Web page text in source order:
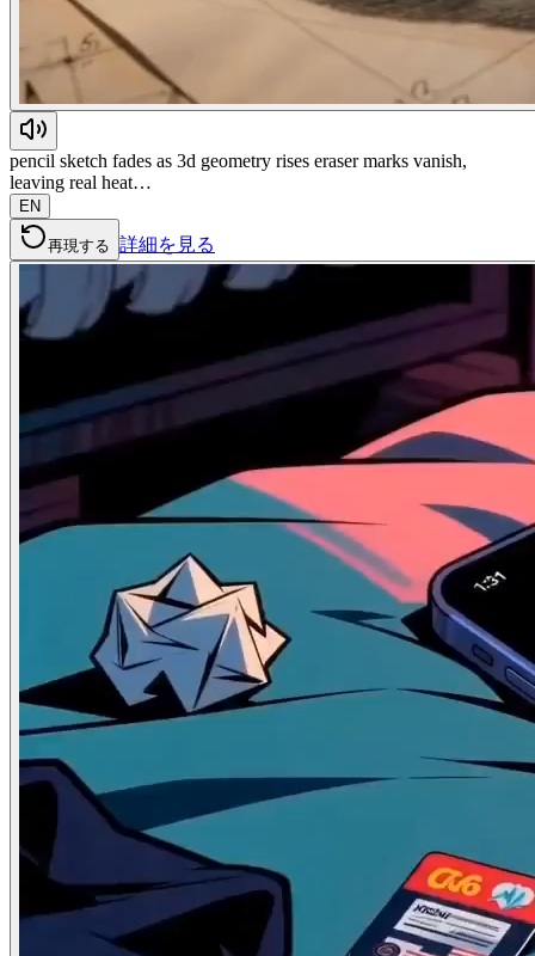
pencil sketch fades as 3d geometry rises eraser marks vanish,
leaving real heat…
EN
再現する 詳細を見る